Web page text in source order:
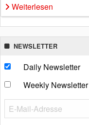
Weiterlesen
NEWSLETTER
Daily Newsletter
Weekly Newsletter